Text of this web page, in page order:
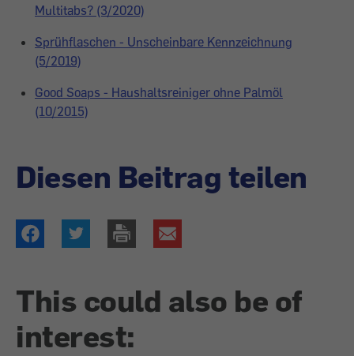
Multitabs? (3/2020)
Sprühflaschen - Unscheinbare Kennzeichnung
(5/2019)
Good Soaps - Haushaltsreiniger ohne Palmöl
(10/2015)
Diesen Beitrag teilen
This could also be of
interest: